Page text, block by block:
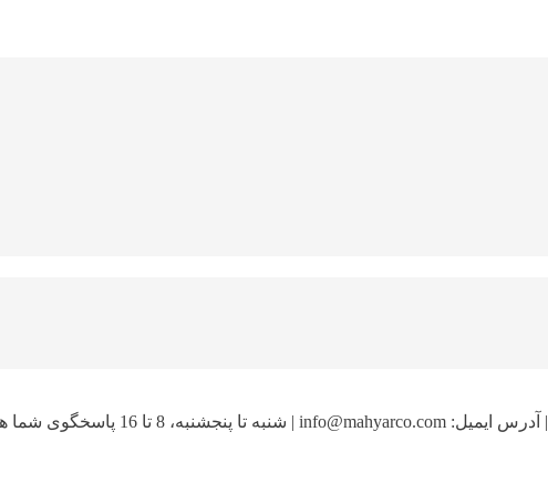
| آدرس ایمیل: info@mahyarco.com
| شنبه تا پنجشنبه، 8 تا 16 پاسخگوی شما هستیم.